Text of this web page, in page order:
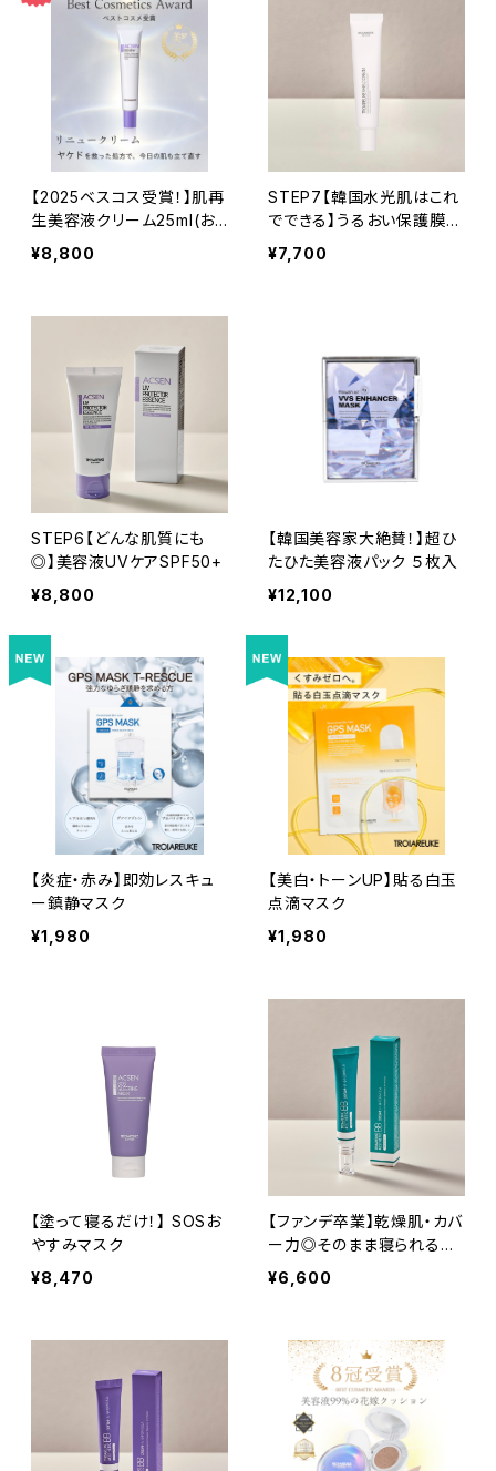
【2025ベスコス受賞！】肌再
生美容液クリーム25ml(お
試し用)
¥8,800
STEP7【韓国水光肌はこれ
でできる】うるおい保護膜シ
ールドクリーム
¥7,700
STEP6【どんな肌質にも
◎】美容液UVケアSPF50+
¥8,800
【韓国美容家大絶賛！】超ひ
たひた美容液パック ５枚入
¥12,100
【炎症・赤み】即効レスキュ
ー鎮静マスク
¥1,980
【美白・トーンUP】貼る白玉
点滴マスク
¥1,980
【塗って寝るだけ！】 SOSお
やすみマスク
¥8,470
【ファンデ卒業】乾燥肌・カバ
ー力◎そのまま寝られるエ
ステBB
¥6,600